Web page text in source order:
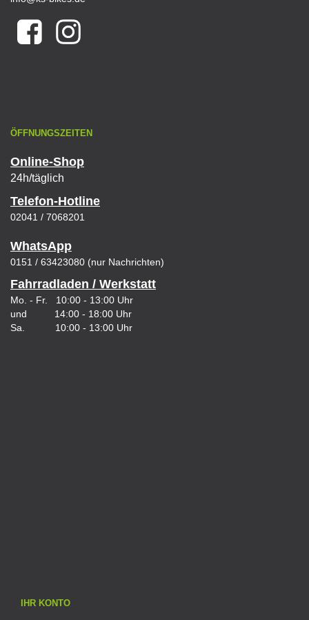
ÖFFNUNGSZEITEN
Online-Shop
24h/täglich
Telefon-Hotline
02041 / 7068201
WhatsApp
0151 / 63423080 (nur Nachrichten)
Fahrradladen / Werkstatt
Mo. - Fr. 10:00 - 13:00 Uhr
und 14:00 - 18:00 Uhr
Sa. 10:00 - 13:00 Uhr
IHR KONTO